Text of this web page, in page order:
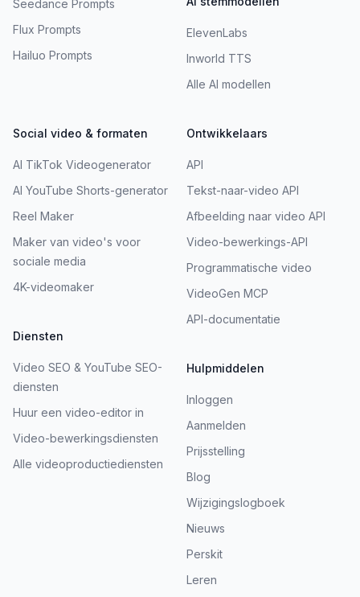
Seedance Prompts
Flux Prompts
Hailuo Prompts
ElevenLabs
Inworld TTS
Alle AI modellen
Social video & formaten
AI TikTok Videogenerator
AI YouTube Shorts-generator
Reel Maker
Maker van video's voor
sociale media
4K-videomaker
Diensten
Video SEO & YouTube SEO-
diensten
Huur een video-editor in
Video-bewerkingsdiensten
Alle videoproductiediensten
Ontwikkelaars
API
Tekst-naar-video API
Afbeelding naar video API
Video-bewerkings-API
Programmatische video
VideoGen MCP
API-documentatie
Hulpmiddelen
Inloggen
Aanmelden
Prijsstelling
Blog
Wijzigingslogboek
Nieuws
Perskit
Leren